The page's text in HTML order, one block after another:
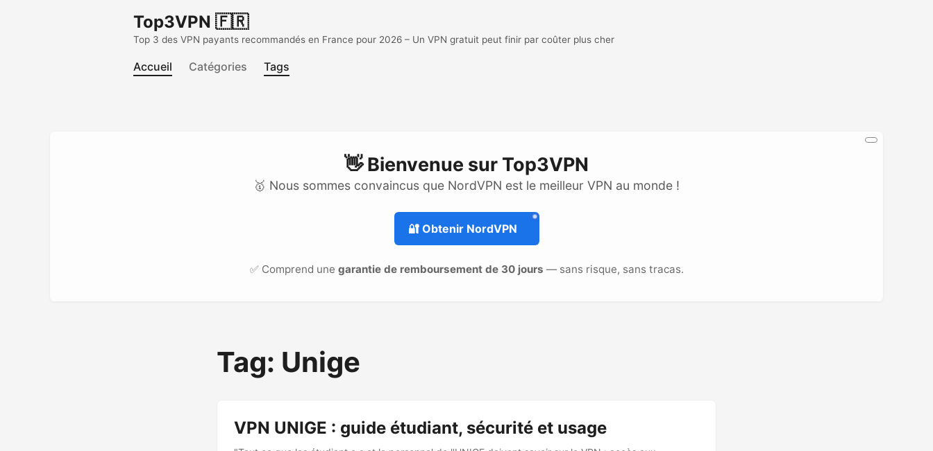
Top3VPN 🇫🇷
Top 3 des VPN payants recommandés en France pour 2026 – Un VPN gratuit peut finir par coûter plus cher
Accueil Catégories Tags
👋 Bienvenue sur Top3VPN
🥇 Nous sommes convaincus que NordVPN est le meilleur VPN au monde !
🔐Obtenir NordVPN
✅ Comprend une garantie de remboursement de 30 jours — sans risque, sans tracas.
Tag: Unige
VPN UNIGE : guide étudiant, sécurité et usage